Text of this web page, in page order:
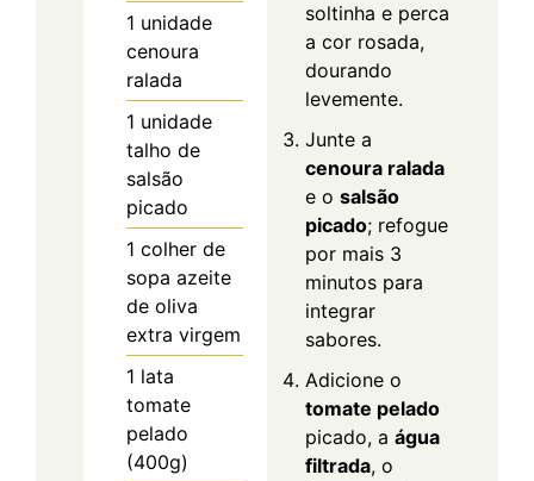
1 unidade
cenoura
ralada
1 unidade
talho de
salsão
picado
1 colher de
sopa azeite
de oliva
extra virgem
1 lata
tomate
pelado
(400g)
soltinha e perca
a cor rosada,
dourando
levemente.
Junte a
cenoura ralada
e o salsão
picado; refogue
por mais 3
minutos para
integrar
sabores.
Adicione o
tomate pelado
picado, a água
filtrada, o